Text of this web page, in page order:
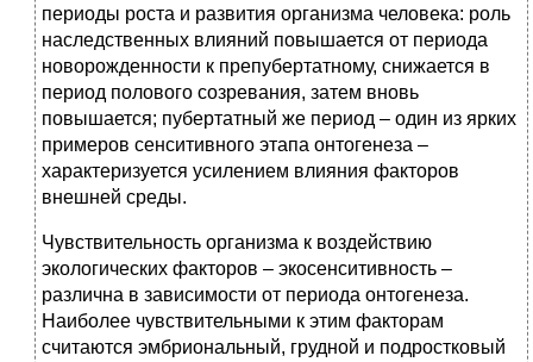
периоды роста и развития организма человека: роль
наследственных влияний повышается от периода
новорожденности к препубертатному, снижается в
период полового созревания, затем вновь
повышается; пубертатный же период – один из ярких
примеров сенситивного этапа онтогенеза –
характеризуется усилением влияния факторов
внешней среды.
Чувствительность организма к воздействию
экологических факторов – экосенситивность –
различна в зависимости от периода онтогенеза.
Наиболее чувствительными к этим факторам
считаются эмбриональный, грудной и подростковый